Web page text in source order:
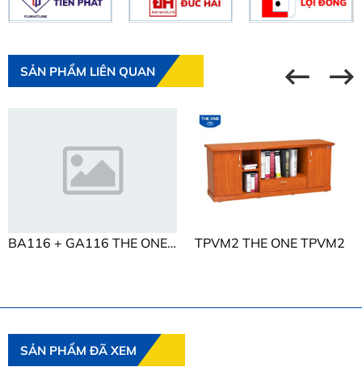
SẢN PHẨM LIÊN QUAN
BA116 + GA116 THE ONE BA116 + GA116 TPVM2 THE ONE TPVM2
SẢN PHẨM ĐÃ XEM